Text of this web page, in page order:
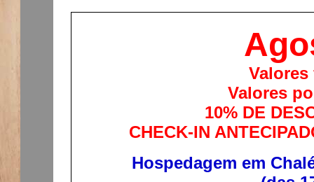
Valores
Valores
10% DE
CHECK-IN
Hospedagem em